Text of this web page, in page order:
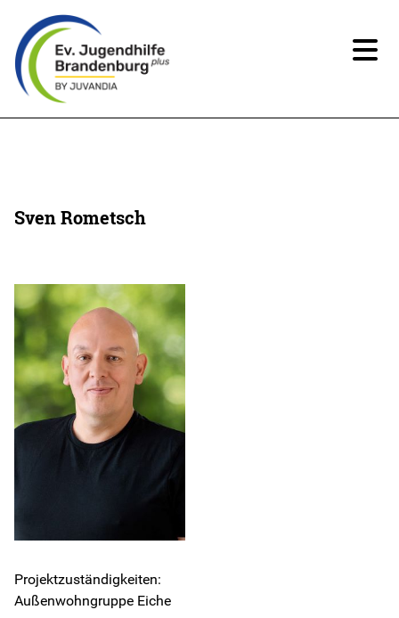
Ansprechpartner*innen
Beteiligung
Spenden
Instagram
Geschäftsberichte
Sven Rometsch
Projektzuständigkeiten:
Außenwohngruppe Eiche